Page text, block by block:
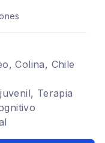
Colina, Chile
Terapia